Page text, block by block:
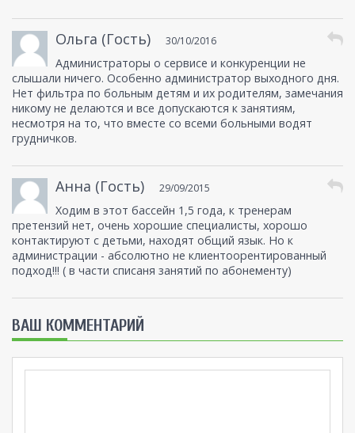
Ольга (Гость) 30/10/2016
Администраторы о сервисе и конкуренции не
слышали ничего. Особенно администратор выходного дня.
Нет фильтра по больным детям и их родителям, замечания
никому не делаются и все допускаются к занятиям,
несмотря на то, что вместе со всеми больными водят
грудничков.
Анна (Гость) 29/09/2015
Ходим в этот бассейн 1,5 года, к тренерам
претензий нет, очень хорошие специалисты, хорошо
контактируют с детьми, находят общий язык. Но к
администрации - абсолютно не клиентоорентированный
подход!!! ( в части списаня занятий по абонементу)
ВАШ КОММЕНТАРИЙ